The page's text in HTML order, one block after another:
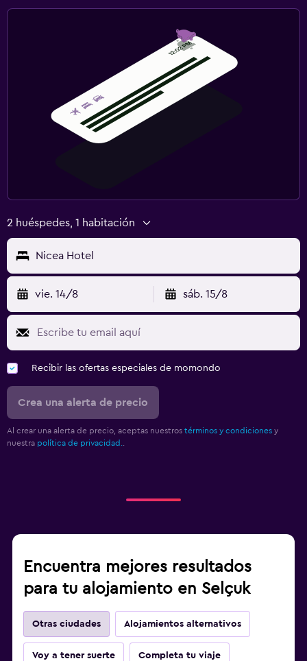
2 huéspedes, 1 habitación
Nicea Hotel
vie. 14/8 sáb. 15/8
Recibir las ofertas especiales de momondo
Crea una alerta de precio
Al crear una alerta de precio, aceptas nuestros términos y condiciones y
nuestra política de privacidad.
Encuentra mejores resultados
para tu alojamiento en Selçuk
Otras ciudades Alojamientos alternativos
Voy a tener suerte Completa tu viaje